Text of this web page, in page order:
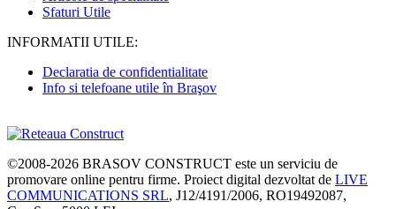
Sfaturi Utile
INFORMATII UTILE:
Declaratia de confidentialitate
Info si telefoane utile în Braşov
©2008-2026 BRASOV CONSTRUCT este un serviciu de
promovare online pentru firme. Proiect digital dezvoltat de LIVE
COMMUNICATIONS SRL, J12/4191/2006, RO19492087,